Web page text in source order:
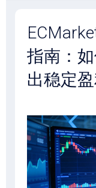
指南：
出稳定